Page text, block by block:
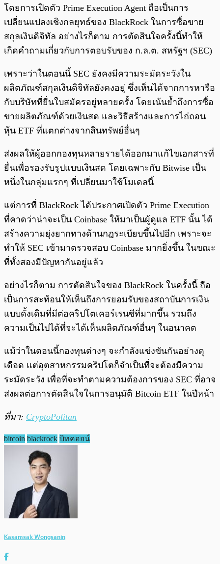
โดยการเปิดตัว Prime Execution Agent ถือเป็นการ
เปลี่ยนแปลงเชิงกลยุทธ์ของ BlackRock ในการซื้อขาย
สกุลเงินดิจิทัล อย่างไรก็ตาม การตัดสินใจครั้งนี้ทำให้
เกิดคำถามเกี่ยวกับการตอบรับของ ก.ล.ต. สหรัฐฯ (SEC)
เพราะว่าในตอนนี้ SEC ยังคงมีความระมัดระวังใน
ผลิตภัณฑ์สกุลเงินดิจิทัลยังคงอยู่ ซึ่งเห็นได้จากการหารือ
กับบริษัทที่ยื่นใบสมัครอยู่หลายครั้ง โดยเน้นย้ำถึงการซื้อ
ขายผลิตภัณฑ์ด้วยเงินสด และวิธีสร้างและการไถ่ถอน
หุ้น ETF ที่แตกต่างจากสินทรัพย์อื่นๆ
ส่งผลให้ผู้ออกกองทุนหลายรายได้ออกมาแก้ไขเอกสารที่
ยื่นเพื่อรองรับรูปแบบเงินสด โดยเฉพาะกับ Bitwise เป็น
หนึ่งในกลุ่มแรกๆ ที่เปลี่ยนมาใช้โมเดลนี้
แต่การที่ BlackRock ได้ประกาศเปิดตัว Prime Execution
ที่คาดว่าน่าจะเป็น Coinbase ให้มาเป็นผู้ดูแล ETF นั้น ได้
สร้างความยุ่งยากทางด้านกฎระเบียบขึ้นไปอีก เพราะจะ
ทำให้ SEC เข้ามาตรวจสอบ Coinbase มากยิ่งขึ้น ในขณะ
ที่ทั้งสองมีปัญหากันอยู่แล้ว
อย่างไรก็ตาม การตัดสินใจของ BlackRock ในครั้งนี้ ถือ
เป็นการสะท้อนให้เห็นถึงการยอมรับของสถาบันการเงิน
แบบดั้งเดิมที่มีต่อคริปโตเคอร์เรนซีที่มากขึ้น รวมถึง
ความเป็นไปได้ที่จะได้เห็นผลิตภัณฑ์อื่นๆ ในอนาคต
แม้ว่าในตอนนี้กองทุนต่างๆ จะกำลังแข่งขันกันอย่างดุ
เดือด แต่อุตสาหกรรมคริปโตก็จำเป็นที่จะต้องมีความ
ระมัดระวัง เพื่อที่จะทำตามความต้องการของ SEC ที่อาจ
ส่งผลต่อการตัดสินใจในการอนุมัติ Bitcoin ETF ในปีหน้า
ที่มา: CryptoPolitan
bitcoin blackrock บิทคอยน์
Kasamsak Wongsanin